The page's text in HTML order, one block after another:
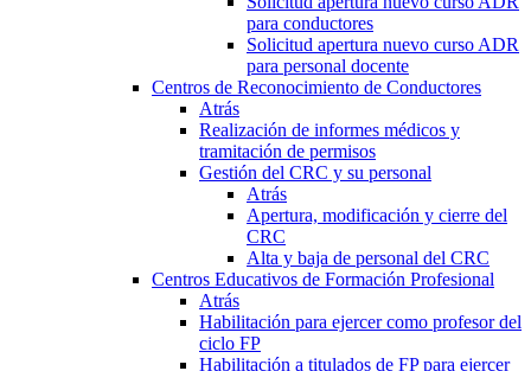
para conductores
Solicitud apertura nuevo curso ADR
para personal docente
Centros de Reconocimiento de Conductores
Atrás
Realización de informes médicos y
tramitación de permisos
Gestión del CRC y su personal
Atrás
Apertura, modificación y cierre del
CRC
Alta y baja de personal del CRC
Centros Educativos de Formación Profesional
Atrás
Habilitación para ejercer como profesor del
ciclo FP
Habilitación a titulados de FP para ejercer